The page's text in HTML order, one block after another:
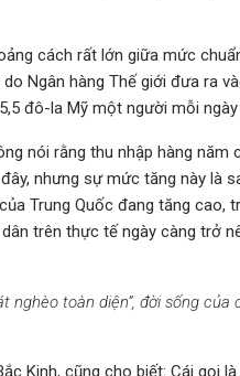
cách rất lớn giữa mức
Ngân hàng Thế giới đưa ra
đô-la Mỹ một người mỗi ngày
nói rằng thu nhập hàng năm
nhưng sự mức tăng này là
Trung Quốc đang tăng cao,
trên thực tế ngày càng trở
nghèo toàn diện”, đời sống
Kinh, cũng cho biết: Cái gọi